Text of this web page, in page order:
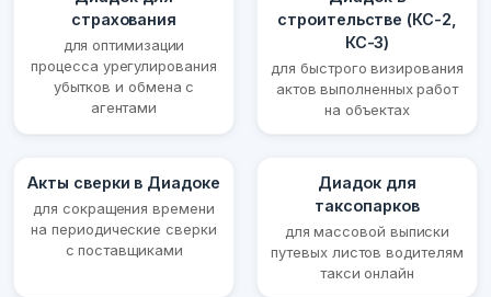
страхования
для оптимизации
процесса урегулирования
убытков и обмена с
агентами
строительстве (КС-2,
КС-3)
для быстрого визирования
актов выполненных работ
на объектах
Акты сверки в Диадоке
для сокращения времени
на периодические сверки
с поставщиками
Диадок для
таксопарков
для массовой выписки
путевых листов водителям
такси онлайн